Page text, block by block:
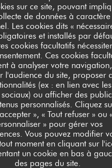
sur ce site, pouvant
de données à caractère
Les cookies dits «
et installés par
cookies facultatifs
Ces cookies
à analyser votre navigation,
l'audience du site, proposer
(ex : en lien avec les
sociaux) ou afficher des
personnalisés. Cliquez
», « Tout refuser » ou
» pour gérer vos
Vous pouvez modifier
moment en cliquant sur
un cookie en bas à
des pages du site.
par la suite était sec
a plusieurs jours. Je sais
et que votre
avec un clientèle
je trouve tout cela
déconvenues
passages: mayonnaise
que, dixit le serveur, il n’y
ce jour là. Autre
un soir pour
répondu que le restaurant
anglais quelques minutes